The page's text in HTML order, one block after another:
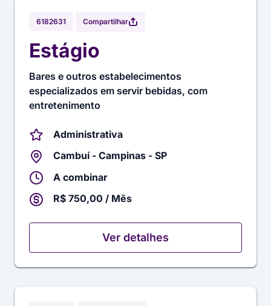
6182631 Compartilhar
Estágio
Bares e outros estabelecimentos
especializados em servir bebidas, com
entretenimento
Administrativa
Cambuí - Campinas - SP
A combinar
R$ 750,00 / Mês
Ver detalhes